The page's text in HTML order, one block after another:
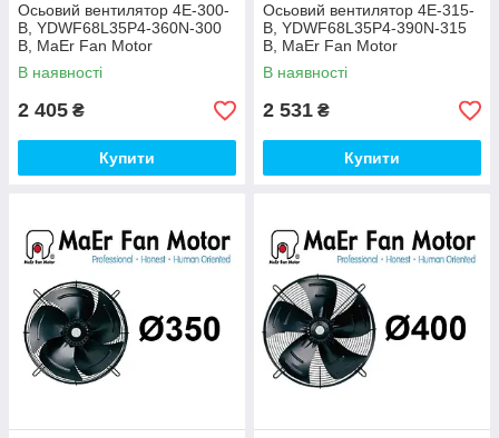
Осьовий вентилятор 4E-300-
B, YDWF68L35P4-360N-300
B, MaEr Fan Motor
В наявності
2 405 ₴
Купити
Осьовий вентилятор 4E-315-
B, YDWF68L35P4-390N-315
B, MaEr Fan Motor
В наявності
2 531 ₴
Купити